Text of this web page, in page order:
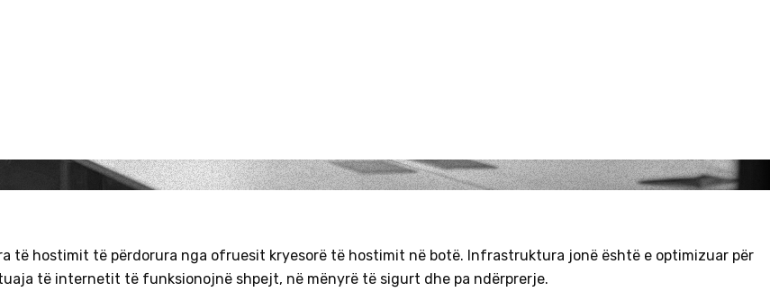
të hostimit të përdorura nga ofruesit kryesorë të hostimit në botë. Infrastruktura jonë është e optimizuar për
të internetit të funksionojnë shpejt, në mënyrë të sigurt dhe pa ndërprerje.